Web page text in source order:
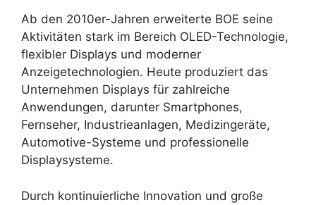
Ab den 2010er-Jahren erweiterte BOE seine
Aktivitäten stark im Bereich OLED-Technologie,
flexibler Displays und moderner
Anzeigetechnologien. Heute produziert das
Unternehmen Displays für zahlreiche
Anwendungen, darunter Smartphones,
Fernseher, Industrieanlagen, Medizingeräte,
Automotive-Systeme und professionelle
Displaysysteme.
Durch kontinuierliche Innovation und große